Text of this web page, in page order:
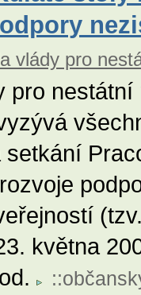
vlády pro
pro
setkání
května
::